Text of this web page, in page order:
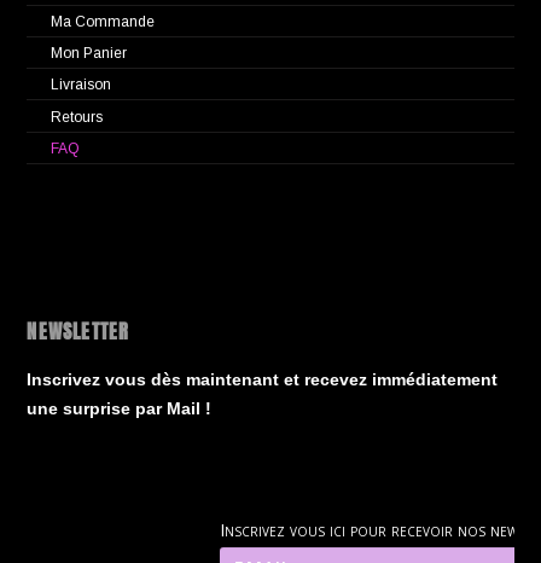
Ma Commande
Mon Panier
Livraison
Retours
FAQ
NEWSLETTER
Inscrivez vous dès maintenant et recevez immédiatement
une surprise par Mail !
Inscrivez vous ici pour recevoir nos news